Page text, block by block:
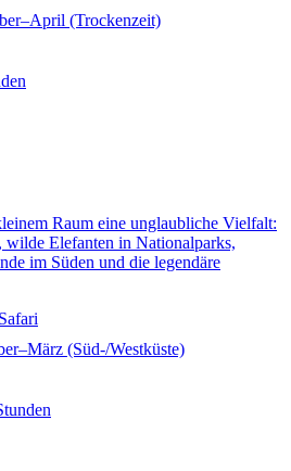
(Trockenzeit)
Raum eine unglaubliche Vielfalt:
wilde Elefanten in Nationalparks,
im Süden und die legendäre
Safari
(Süd-/Westküste)